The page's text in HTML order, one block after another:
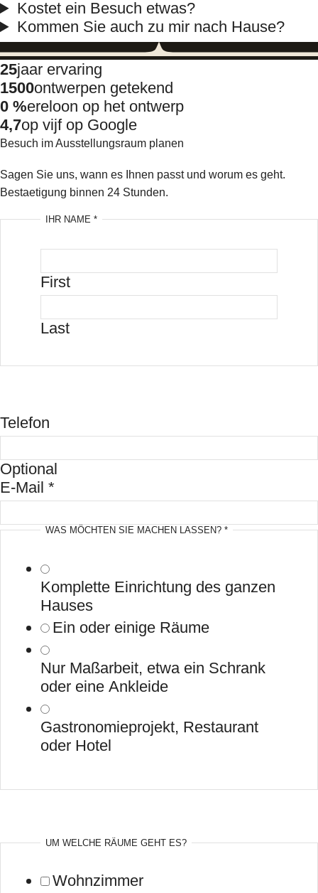
Kostet ein Besuch etwas?
Kommen Sie auch zu mir nach Hause?
25jaar ervaring
1500ontwerpen getekend
0 %ereloon op het ontwerp
4,7op vijf op Google
Besuch im Ausstellungsraum planen
Sagen Sie uns, wann es Ihnen passt und worum es geht.
Bestaetigung binnen 24 Stunden.
IHR NAME *
First
Last
Telefon
Optional
E-Mail *
WAS MÖCHTEN SIE MACHEN LASSEN? *
Komplette Einrichtung des ganzen
Hauses
Ein oder einige Räume
Nur Maßarbeit, etwa ein Schrank
oder eine Ankleide
Gastronomieprojekt, Restaurant
oder Hotel
UM WELCHE RÄUME GEHT ES?
Wohnzimmer